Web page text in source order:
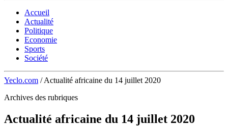
Accueil
Actualité
Politique
Economie
Sports
Société
Yeclo.com / Actualité africaine du 14 juillet 2020
Archives des rubriques
Actualité africaine du 14 juillet 2020